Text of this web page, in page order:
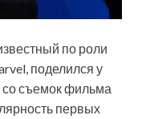
по роли
поделился у
съемок фильма
первых